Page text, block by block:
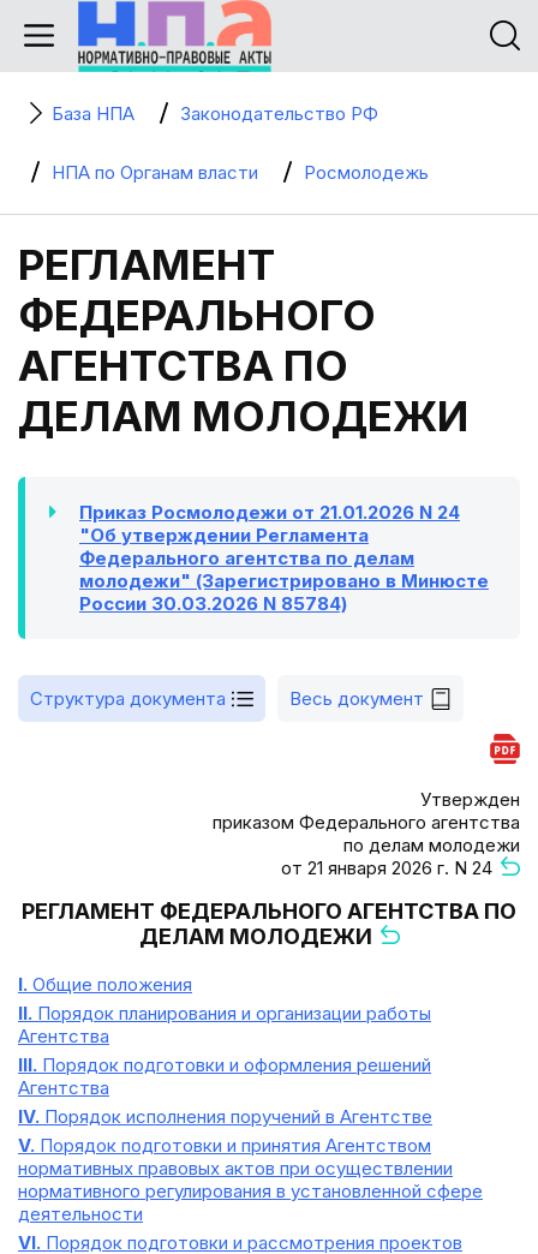
База НПА Законодательство РФ
НПА по Органам власти Росмолодежь
РЕГЛАМЕНТ
ФЕДЕРАЛЬНОГО
АГЕНТСТВА ПО
ДЕЛАМ МОЛОДЕЖИ
Приказ Росмолодежи от 21.01.2026 N 24
"Об утверждении Регламента
Федерального агентства по делам
молодежи" (Зарегистрировано в Минюсте
России 30.03.2026 N 85784)
Структура документа Весь документ
Утвержден
приказом Федерального агентства
по делам молодежи
от 21 января 2026 г. N 24
РЕГЛАМЕНТ ФЕДЕРАЛЬНОГО АГЕНТСТВА ПО
ДЕЛАМ МОЛОДЕЖИ
I. Общие положения
II. Порядок планирования и организации работы
Агентства
III. Порядок подготовки и оформления решений
Агентства
IV. Порядок исполнения поручений в Агентстве
V. Порядок подготовки и принятия Агентством
нормативных правовых актов при осуществлении
нормативного регулирования в установленной сфере
деятельности
VI. Порядок подготовки и рассмотрения проектов